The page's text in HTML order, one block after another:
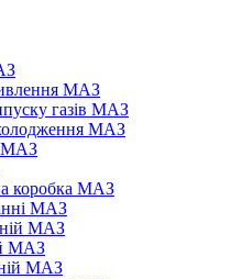
МАЗ
газів МАЗ
МАЗ
МАЗ
коробка МАЗ
МАЗ
МАЗ
МАЗ
МАЗ